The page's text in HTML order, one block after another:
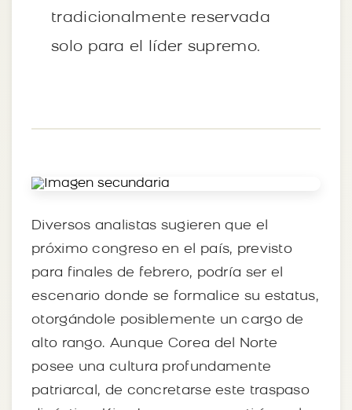
tradicionalmente reservada
solo para el líder supremo.
Diversos analistas sugieren que el
próximo congreso en el país, previsto
para finales de febrero, podría ser el
escenario donde se formalice su estatus,
otorgándole posiblemente un cargo de
alto rango. Aunque Corea del Norte
posee una cultura profundamente
patriarcal, de concretarse este traspaso